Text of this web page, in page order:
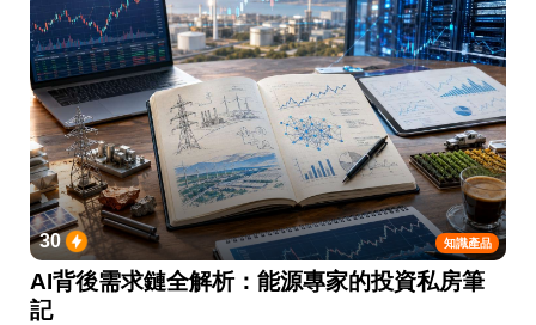
知識產品
30
AI背後需求鏈全解析：能源專家的投資私房筆
記